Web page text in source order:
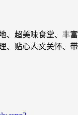
、超美味食堂、丰富
、贴心人文关怀、带